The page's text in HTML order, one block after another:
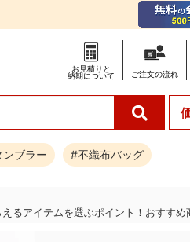
お見積りと
納期について
ご注文の流れ
ブラー #不織布バッグ
るアイテムを選ぶポイント！おすす